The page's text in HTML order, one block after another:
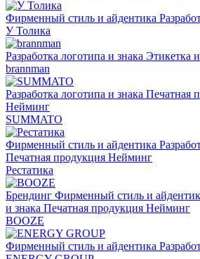
Фирменный стиль и айдентика
У Толика
Разработка логотипа и знака Этикетка
brannman
Разработка логотипа и знака Печатная
Нейминг
SUMMATO
Фирменный стиль и айдентика
Печатная продукция Нейминг
Рестатика
Брендинг Фирменный стиль и
и знака Печатная продукция Нейминг
BOOZE
Фирменный стиль и айдентика